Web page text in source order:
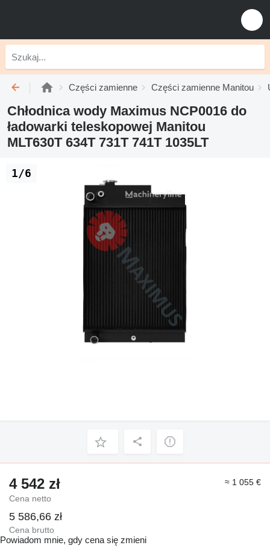
Części zamienne Części zamienne Manitou
Chłodnica wody Maximus NCP0016 do
ładowarki teleskopowej Manitou
MLT630T 634T 731T 741T 1035LT
1/6
4 542 zł
Cena netto
≈ 1 055 €
5 586,66 zł
Cena brutto
Powiadom mnie, gdy cena się zmieni